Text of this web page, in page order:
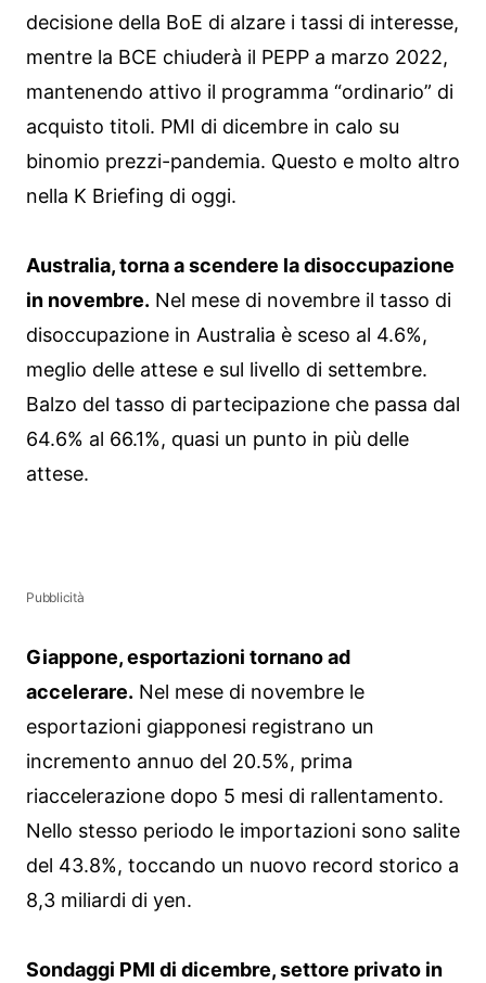
decisione della BoE di alzare i tassi di interesse,
mentre la BCE chiuderà il PEPP a marzo 2022,
mantenendo attivo il programma “ordinario” di
acquisto titoli. PMI di dicembre in calo su
binomio prezzi-pandemia. Questo e molto altro
nella K Briefing di oggi.
Australia, torna a scendere la disoccupazione
in novembre. Nel mese di novembre il tasso di
disoccupazione in Australia è sceso al 4.6%,
meglio delle attese e sul livello di settembre.
Balzo del tasso di partecipazione che passa dal
64.6% al 66.1%, quasi un punto in più delle
attese.
Pubblicità
Giappone, esportazioni tornano ad
accelerare. Nel mese di novembre le
esportazioni giapponesi registrano un
incremento annuo del 20.5%, prima
riaccelerazione dopo 5 mesi di rallentamento.
Nello stesso periodo le importazioni sono salite
del 43.8%, toccando un nuovo record storico a
8,3 miliardi di yen.
Sondaggi PMI di dicembre, settore privato in